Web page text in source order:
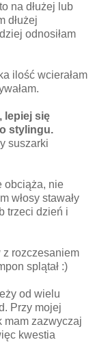
na dłużej lub
dłużej
odnosiłam
ilość wcierałam
lepiej się
stylingu.
suszarki
obciąża, nie
włosy stawały
trzeci dzień i
z rozczesaniem
splątał :)
od wielu
Przy mojej
mam zazwyczaj
kwestia